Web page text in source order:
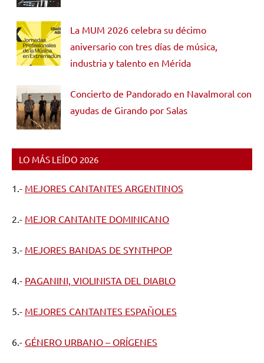
La MUM 2026 celebra su décimo
aniversario con tres días de música,
industria y talento en Mérida
Concierto de Pandorado en Navalmoral con
ayudas de Girando por Salas
LO MÁS LEÍDO 2026
1.- MEJORES CANTANTES ARGENTINOS
2.- MEJOR CANTANTE DOMINICANO
3.- MEJORES BANDAS DE SYNTHPOP
4.- PAGANINI, VIOLINISTA DEL DIABLO
5.- MEJORES CANTANTES ESPAÑOLES
6.- GÉNERO URBANO – ORÍGENES